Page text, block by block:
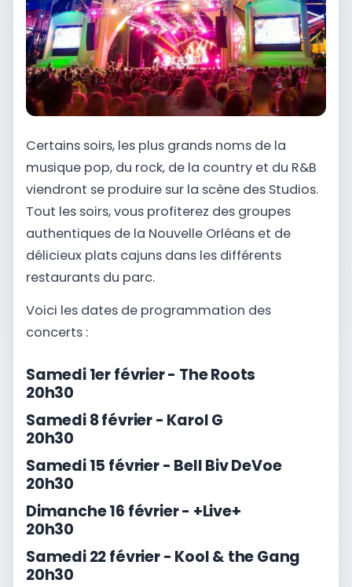
Certains soirs, les plus grands noms de la
musique pop, du rock, de la country et du R&B
viendront se produire sur la scène des Studios.
Tout les soirs, vous profiterez des groupes
authentiques de la Nouvelle Orléans et de
délicieux plats cajuns dans les différents
restaurants du parc.
Voici les dates de programmation des
concerts :
Samedi 1er février - The Roots
20h30
Samedi 8 février - Karol G
20h30
Samedi 15 février - Bell Biv DeVoe
20h30
Dimanche 16 février - +Live+
20h30
Samedi 22 février - Kool & the Gang
20h30